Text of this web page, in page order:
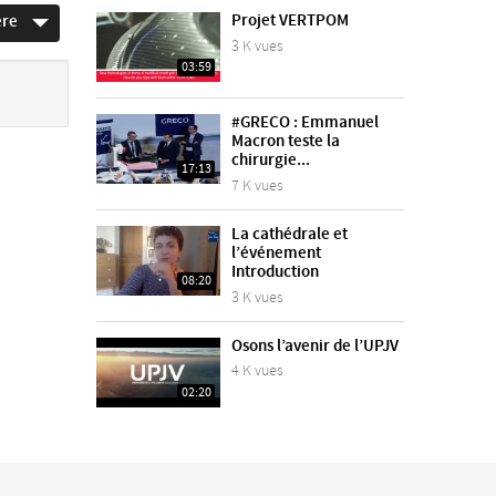
03:59
Projet VERTPOM
3 K vues
17:13
#GRECO : Emmanuel
Macron teste la
chirurgie...
7 K vues
08:20
La cathédrale et
l’événement
Introduction
3 K vues
02:20
Osons l’avenir de l’UPJV
4 K vues